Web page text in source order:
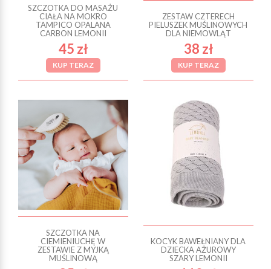
SZCZOTKA DO MASAŻU
CIAŁA NA MOKRO
TAMPICO OPALANA
CARBON LEMONII
45 zł
KUP TERAZ
ZESTAW CZTERECH
PIELUSZEK MUŚLINOWYCH
DLA NIEMOWLĄT
38 zł
KUP TERAZ
SZCZOTKA NA
CIEMIENIUCHĘ W
ZESTAWIE Z MYJKĄ
MUŚLINOWĄ
KOCYK BAWEŁNIANY DLA
DZIECKA AŻUROWY
SZARY LEMONII